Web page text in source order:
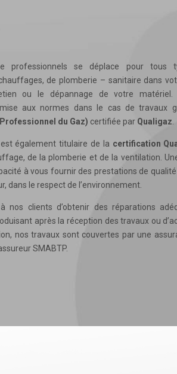
professionnels se déplace pour tous
de plomberie – sanitaire dans
ou le dépannage de votre matériel.
aux normes dans le cas de travaux
du Gaz) certifiée par Qualigaz
également titulaire de la certification
de la plomberie et de la ventilation.
à vous fournir des prestations de
dans le respect de l’environnement.
nos clients d’obtenir des réparations
après la réception des travaux ou
nos travaux sont couvertes par une
SMABTP.